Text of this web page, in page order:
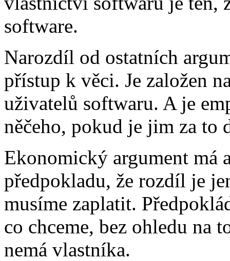
software.
Narozdíl od ostatních
přístup k věci. Je založen
uživatelů softwaru. A je
něčeho, pokud je jim za to
Ekonomický argument má
předpokladu, že rozdíl je
musíme zaplatit.
co chceme, bez ohledu na
nemá vlastníka.